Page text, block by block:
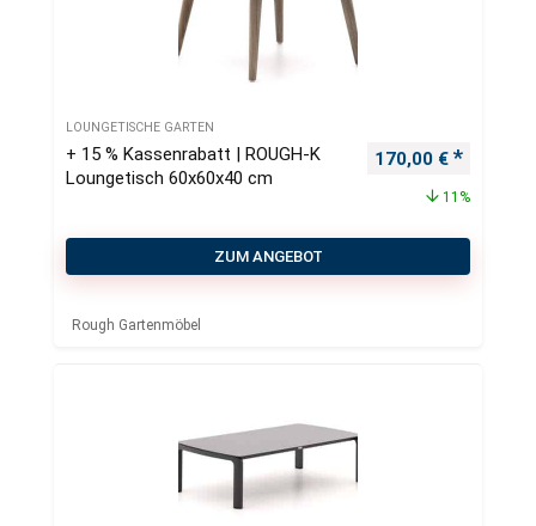
LOUNGETISCHE GARTEN
+ 15 % Kassenrabatt | ROUGH-K
Loungetisch 60x60x40 cm
Ursprünglicher
170,00 €
11%
ZUM ANGEBOT
Rough Gartenmöbel